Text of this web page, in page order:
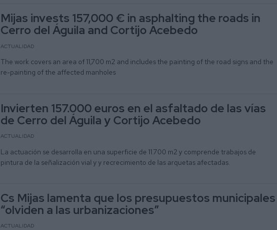
Mijas invests 157,000 € in asphalting the roads in
Cerro del Águila and Cortijo Acebedo
ACTUALIDAD
The work covers an area of 11,700 m2 and includes the painting of the road signs and the
re-painting of the affected manholes
Invierten 157.000 euros en el asfaltado de las vías
de Cerro del Águila y Cortijo Acebedo
ACTUALIDAD
La actuación se desarrolla en una superficie de 11.700 m2 y comprende trabajos de
pintura de la señalización vial y y recrecimiento de las arquetas afectadas.
Cs Mijas lamenta que los presupuestos municipales
“olviden a las urbanizaciones”
ACTUALIDAD